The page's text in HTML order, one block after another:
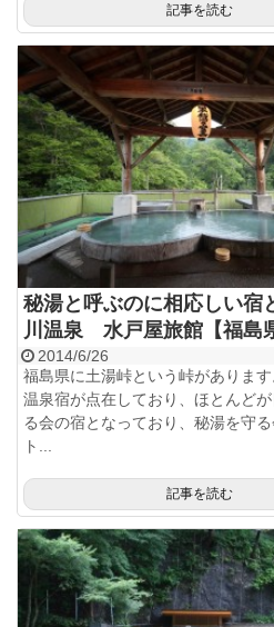
記事を読む
秘湯と呼ぶのに相応しい宿
川温泉 水戸屋旅館【福島
2014/6/26
福島県に土湯峠という峠がありま
温泉宿が点在しており、ほとんど
る会の宿となっており、秘湯を守
ト...
記事を読む